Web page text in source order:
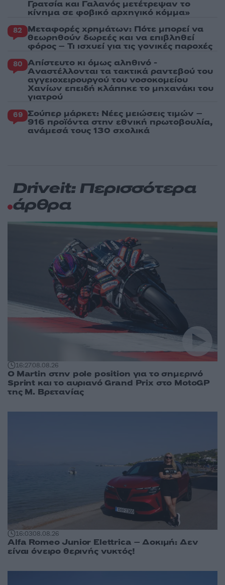
Γρατσία και Γαλανός μετέτρεψαν το
κίνημα σε φοβικό αρχηγικό κόμμα»
82 Μεταφορές χρημάτων: Πότε μπορεί να
θεωρηθούν δωρεές και να επιβληθεί
φόρος – Τι ισχυεί για τις γονικές παροχές
80 Απίστευτο κι όμως αληθινό -
Aναστέλλονται τα τακτικά ραντεβού του
αγγειοχειρουργού του νοσοκομείου
Χανίων επειδή κλάπηκε το μηχανάκι του
γιατρού
69 Σούπερ μάρκετ: Νέες μειώσεις τιμών –
916 προϊόντα στην εθνική πρωτοβουλία,
ανάμεσά τους 130 σχολικά
Driveit: Περισσότερα
άρθρα
16:2708.08.26
O Martin στην pole position για το σημερινό
Sprint και το αυριανό Grand Prix στο MotoGP
της Μ. Βρετανίας
16:0308.08.26
Alfa Romeo Junior Elettrica – Δοκιμή: Δεν
είναι όνειρο θερινής νυκτός!